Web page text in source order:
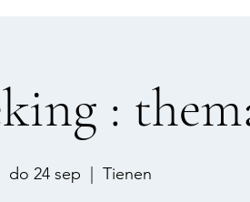
:
do 24 sep Tienen